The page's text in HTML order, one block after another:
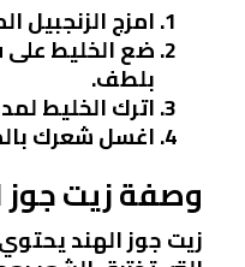
امزج الزنجبيل
ضع الخليط على
بلطف.
اترك الخليط لمدة 30
اغسل شعرك
وصفة زيت جوز
زيت جوز الهند